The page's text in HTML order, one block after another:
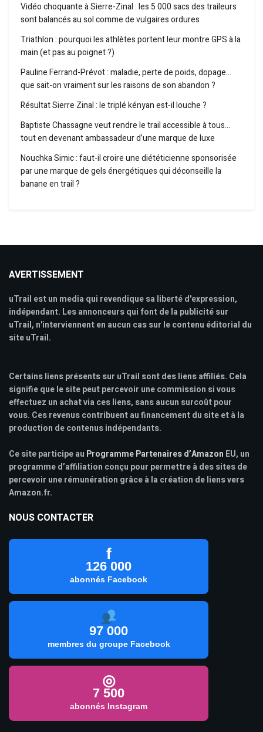
Vidéo choquante à Sierre-Zinal : les 5 000 sacs des traileurs
sont balancés au sol comme de vulgaires ordures
Triathlon : pourquoi les athlètes portent leur montre GPS à la
main (et pas au poignet ?)
Pauline Ferrand-Prévot : maladie, perte de poids, dopage…
que sait-on vraiment sur les raisons de son abandon ?
Résultat Sierre Zinal : le triplé kényan est-il louche ?
Baptiste Chassagne veut rendre le trail accessible à tous…
tout en devenant ambassadeur d’une marque de luxe
Nouchka Simic : faut-il croire une diététicienne sponsorisée
par une marque de gels énergétiques qui déconseille la
banane en trail ?
AVERTISSEMENT
uTrail est un media qui revendique sa liberté d'expression,
indépendant. Les annonceurs qui font de la publicité sur
uTrail, n'interviennent en aucun cas sur le contenu éditorial du
site uTrail.
Certains liens présents sur uTrail sont des liens affiliés. Cela
signifie que le site peut percevoir une commission si vous
effectuez un achat via ces liens, sans aucun surcoût pour
vous. Ces revenus contribuent au financement du site et à la
production de contenus indépendants.
Ce site participe au Programme Partenaires d’Amazon EU, un
programme d’affiliation conçu pour permettre à des sites de
percevoir une rémunération grâce à la création de liens vers
Amazon.fr.
NOUS CONTACTER
f
126 000
abonnés Facebook
97 000
membres du groupe Facebook
◎
7 500
abonnés Instagram